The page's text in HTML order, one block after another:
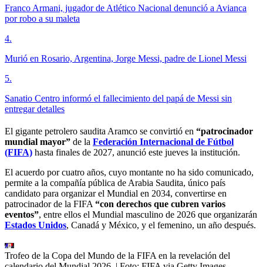
Franco Armani, jugador de Atlético Nacional denunció a Avianca
por robo a su maleta
4.
Murió en Rosario, Argentina, Jorge Messi, padre de Lionel Messi
5.
Sanatio Centro informó el fallecimiento del papá de Messi sin
entregar detalles
El gigante petrolero saudita Aramco se convirtió en “patrocinador
mundial mayor” de la Federación Internacional de Fútbol
(FIFA) hasta finales de 2027, anunció este jueves la institución.
El acuerdo por cuatro años, cuyo montante no ha sido comunicado,
permite a la compañía pública de Arabia Saudita, único país
candidato para organizar el Mundial en 2034, convertirse en
patrocinador de la FIFA “con derechos que cubren varios
eventos”, entre ellos el Mundial masculino de 2026 que organizarán
Estados Unidos, Canadá y México, y el femenino, un año después.
Trofeo de la Copa del Mundo de la FIFA en la revelación del